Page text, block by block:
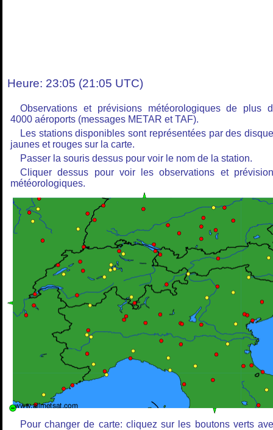
Heure: 23:05 (21:05 UTC)
Observations et prévisions météorologiques de plus
4000 aéroports (messages METAR et TAF).
Les stations disponibles sont représentées par des
jaunes et rouges sur la carte.
Passer la souris dessus pour voir le nom de la station.
Cliquer dessus pour voir les observations et
météorologiques.
Pour changer de carte: cliquez sur les boutons verts